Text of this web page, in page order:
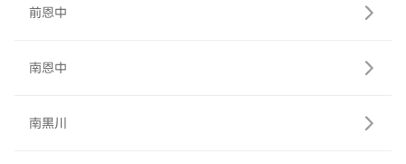
前恩中
南恩中
南黒川